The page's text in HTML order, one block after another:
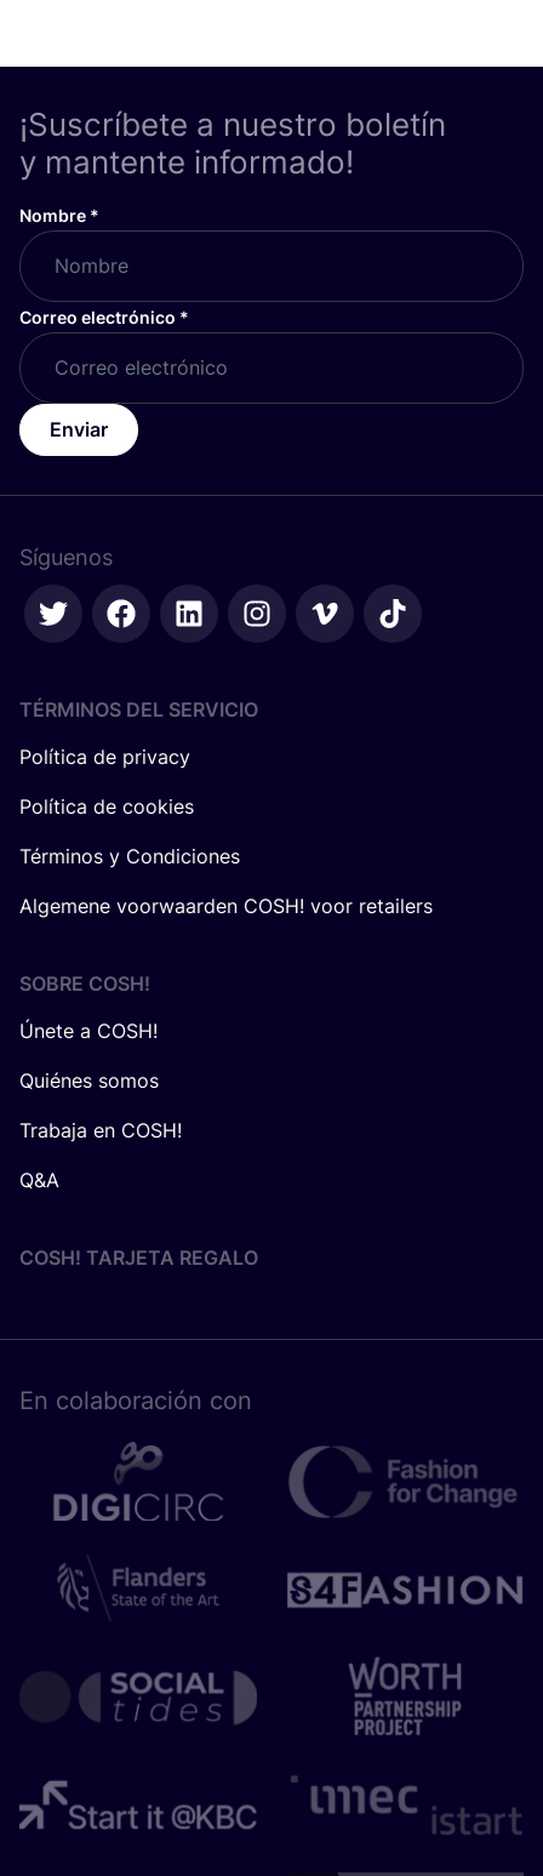
¡Suscríbete a nuestro boletín
y mantente informado!
Nombre *
Correo electrónico *
Enviar
Síguenos
TÉRMINOS DEL SERVICIO
Política de privacy
Política de cookies
Términos y Condiciones
Algemene voorwaarden COSH! voor retailers
SOBRE COSH!
Únete a COSH!
Quiénes somos
Trabaja en COSH!
Q&A
COSH! TARJETA REGALO
En cola­bo­ra­ción con